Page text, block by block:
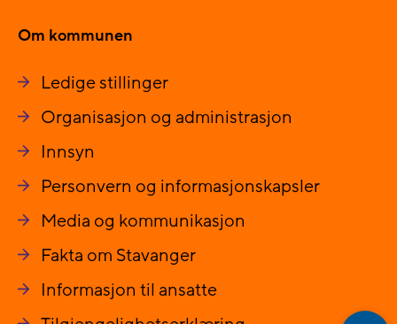
Om kommunen
Ledige stillinger
Organisasjon og administrasjon
Innsyn
Personvern og informasjonskapsler
Media og kommunikasjon
Fakta om Stavanger
Informasjon til ansatte